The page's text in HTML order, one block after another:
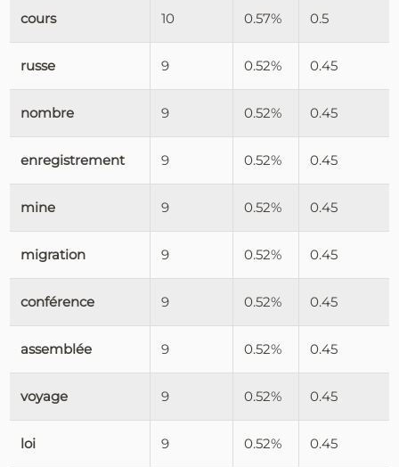
cours 10 0.57% 0.5
russe 9 0.52% 0.45
nombre 9 0.52% 0.45
enregistrement 9 0.52% 0.45
mine 9 0.52% 0.45
migration 9 0.52% 0.45
conférence 9 0.52% 0.45
assemblée 9 0.52% 0.45
voyage 9 0.52% 0.45
loi 9 0.52% 0.45